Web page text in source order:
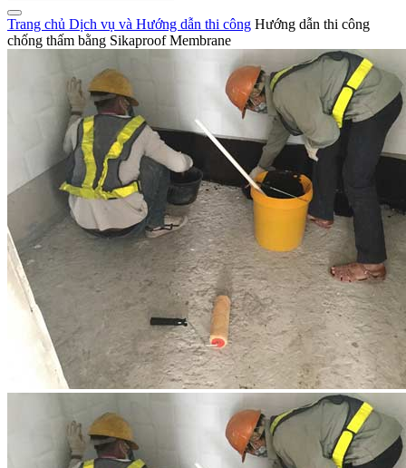
Trang chủ Dịch vụ và Hướng dẫn thi công Hướng dẫn thi công
chống thấm bằng Sikaproof Membrane